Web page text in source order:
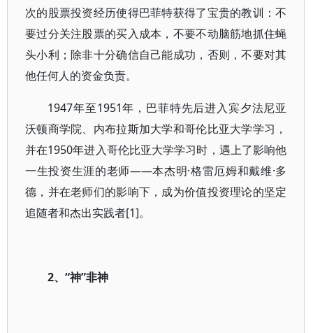
次的股票投资经历使得巴菲特获得了宝贵的教训：不
要过分关注股票的买入成本，不要不动脑筋地抓住蝇
头小利；除非十分确信自己能成功，否则，不要对其
他任何人的资金负责。
1947年至1951年，巴菲特先后进入宾夕法尼亚
沃顿商学院、内布拉斯加大学和哥伦比亚大学学习，
并在1950年进入哥伦比亚大学学习时，遇上了影响他
一生投资生涯的老师——本杰明·格雷厄姆和戴维·多
德，并在老师们的影响下，成为价值投资理论的坚定
追随者和杰出实践者[1]。
2、“神”非神